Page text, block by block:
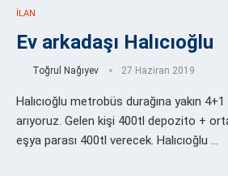
İLAN
Ev arkadaşı Halıcıoğlu
Toğrul Nağıyev 27 Haziran 2019
Halıcıoğlu metrobüs durağına yakın
arıyoruz. Gelen kişi 400tl depozito +
eşya parası 400tl verecek. Halıcıoğlu …